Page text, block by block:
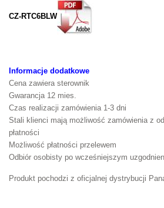
CZ-RTC6BLW
Informacje dodatkowe
Cena zawiera sterownik
Gwarancja 12 mies.
Czas realizacji zamówienia 1-3 dni
Stali klienci mają możliwość zamówienia z
płatności
Możliwość płatności przelewem
Odbiór osobisty po wcześniejszym
Produkt pochodzi z oficjalnej dystrybucji